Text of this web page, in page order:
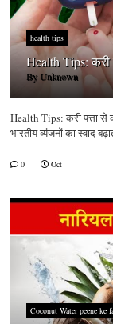
health tips
Health Tips:
ByUnknown
Health Tips: करी पत्ता से
भारतीय व्यंजनों का स्वाद
0 Oct
Coconut Water peene ke